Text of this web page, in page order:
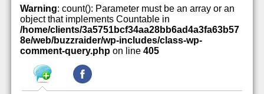
Warning: count(): Parameter must be an array or an
object that implements Countable in
/home/clients/3a5751bcf34aa28bb6ad4a3fa63b57
8e/web/buzzraider/wp-includes/class-wp-
comment-query.php on line 405